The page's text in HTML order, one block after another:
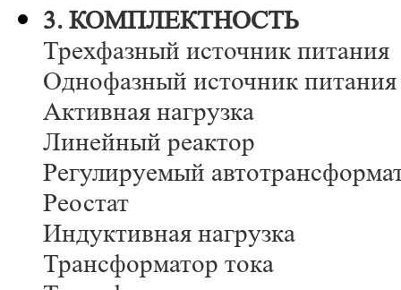
3. КОМПЛЕКТНОСТЬ
Трехфазный источник питания
Однофазный источник питания
Активная нагрузка
Линейный реактор
Регулируемый
Реостат
Индуктивная нагрузка
Трансформатор тока